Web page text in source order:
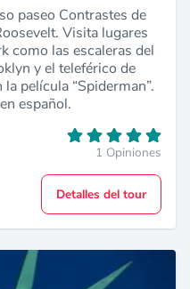
paseo Contrastes de
Visita lugares
como las escaleras del
y el teleférico de
película “Spiderman”.
español.
1 Opiniones
Detalles del tour